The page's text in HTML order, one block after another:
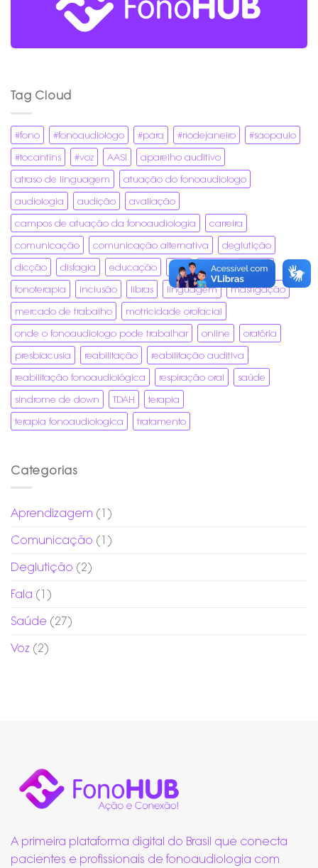
Tag Cloud
#fono #fonoaudiologo #para #riodejaneiro
#saopaulo
#tocantins
#voz AASI
aparelho auditivo
atraso de linguagem
atuação do fonoaudiologo
audiologia
audição
avaliação
campos de atuação da fonoaudiologia
carreira
comunicação
comunicação alternativa
deglutição
dicção
disfagia educação fala
fonoaudiologia
fonoterapia
inclusão libras linguagem
mastigação
mercado de trabalho
motricidade orofacial
onde o fonoaudiologo pode trabalhar
online
oratória
presbiacusia
reabilitação
reabilitação auditiva
reabilitação fonoaudiológica
respiração oral
saúde
sindrome de down
TDAH
terapia
terapia fonoaudiologica
tratamento
Categorias
Aprendizagem (1)
Comunicação (1)
Deglutição (2)
Fala (1)
Saúde (27)
Voz (2)
A primeira plataforma digital do Brasil que conecta
pacientes e profissionais de fonoaudiologia com